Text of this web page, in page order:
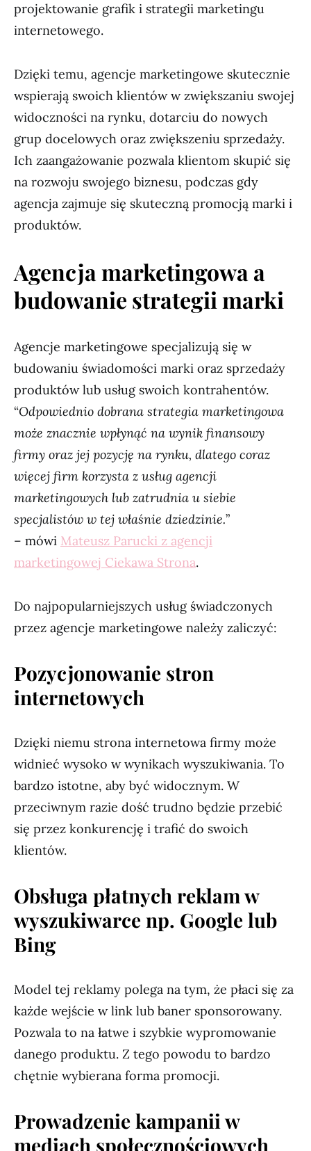
projektowanie grafik i strategii marketingu
internetowego.
Dzięki temu, agencje marketingowe skutecznie
wspierają swoich klientów w zwiększaniu swojej
widoczności na rynku, dotarciu do nowych
grup docelowych oraz zwiększeniu sprzedaży.
Ich zaangażowanie pozwala klientom skupić się
na rozwoju swojego biznesu, podczas gdy
agencja zajmuje się skuteczną promocją marki i
produktów.
Agencja marketingowa a
budowanie strategii marki
Agencje marketingowe specjalizują się w
budowaniu świadomości marki oraz sprzedaży
produktów lub usług swoich kontrahentów.
“Odpowiednio dobrana strategia marketingowa
może znacznie wpłynąć na wynik finansowy
firmy oraz jej pozycję na rynku, dlatego coraz
więcej firm korzysta z usług agencji
marketingowych lub zatrudnia u siebie
specjalistów w tej właśnie dziedzinie.”
– mówi Mateusz Parucki z agencji
marketingowej Ciekawa Strona.
Do najpopularniejszych usług świadczonych
przez agencje marketingowe należy zaliczyć:
Pozycjonowanie stron
internetowych
Dzięki niemu strona internetowa firmy może
widnieć wysoko w wynikach wyszukiwania. To
bardzo istotne, aby być widocznym. W
przeciwnym razie dość trudno będzie przebić
się przez konkurencję i trafić do swoich
klientów.
Obsługa płatnych reklam w
wyszukiwarce np. Google lub
Bing
Model tej reklamy polega na tym, że płaci się za
każde wejście w link lub baner sponsorowany.
Pozwala to na łatwe i szybkie wypromowanie
danego produktu. Z tego powodu to bardzo
chętnie wybierana forma promocji.
Prowadzenie kampanii w
mediach społecznościowych